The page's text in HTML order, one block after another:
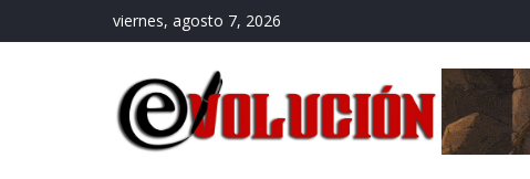
al
viernes, agosto 7, 2026